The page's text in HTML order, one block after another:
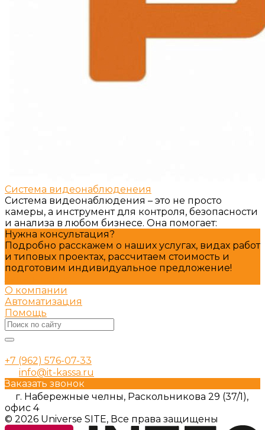
Система видеонаблюденеия
Система видеонаблюдения – это не просто
камеры, а инструмент для контроля, безопасности
и анализа в любом бизнесе. Она помогает:
Нужна консультация?
Подробно расскажем о наших услугах, видах работ
и типовых проектах, рассчитаем стоимость и
подготовим индивидуальное предложение!
О компании
Автоматизация
Помощь
+7 (962) 576-07-33
info@it-kassa.ru
Заказать звонок
г. Набережные челны, Раскольникова 29 (37/1),
офис 4
© 2026 Universe SITE, Все права защищены